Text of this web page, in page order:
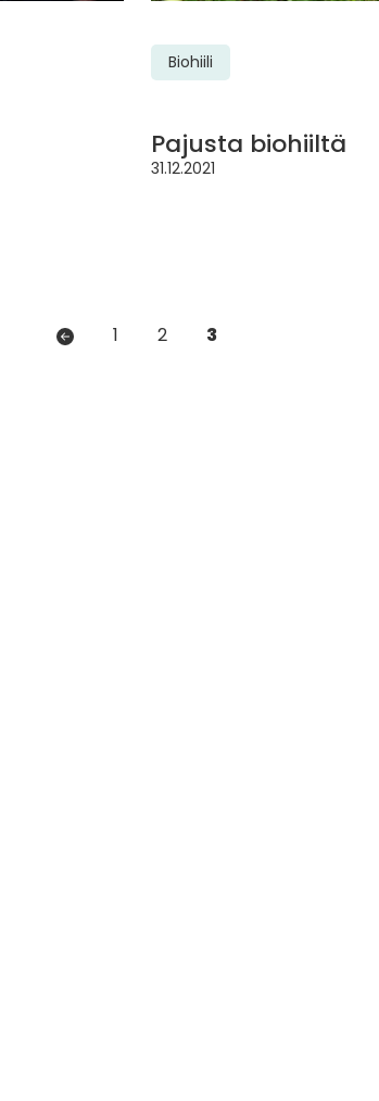
Biohiili
Pajusta biohiiltä
31.12.2021
Artikkelien
sivutus
1 2 3